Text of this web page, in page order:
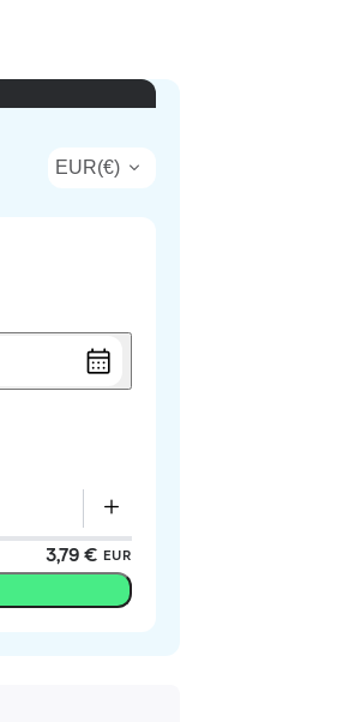
EUR(€)
3,79 € EUR